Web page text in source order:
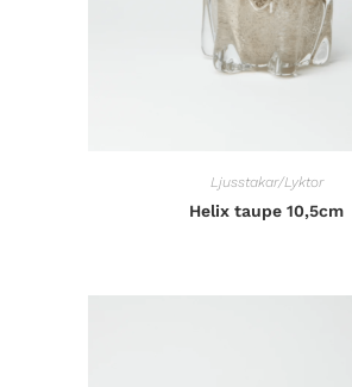
Ljusstakar/Lyktor
Helix taupe 10,5cm